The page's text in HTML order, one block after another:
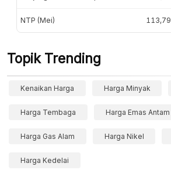
NTP (Mei) 113,79
Topik Trending
Kenaikan Harga Harga Minyak
Harga Tembaga Harga Emas Antam
Harga Gas Alam Harga Nikel
Harga Kedelai